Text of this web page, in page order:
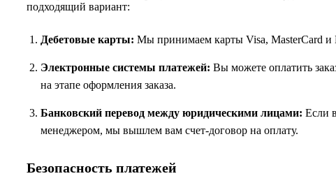
подходящий вариант:
Дебетовые карты: Мы принимаем карты Visa, MasterCard и
Электронные системы платежей: Вы можете оплатить
на этапе оформления заказа.
Банковский перевод между юридическими лицами: Если
менеджером, мы вышлем вам счет-договор на оплату.
Безопасность платежей